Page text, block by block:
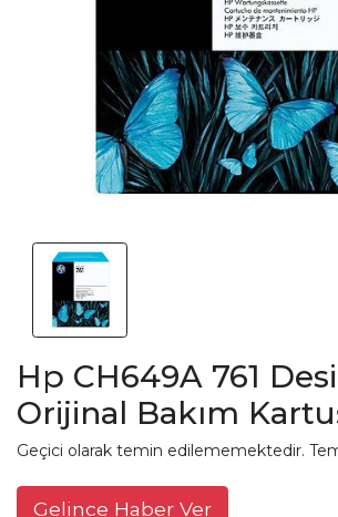
Hp CH649A 761
Orijinal Bakım
Geçici olarak temin edilememektedir.
Gelince Haber Ver